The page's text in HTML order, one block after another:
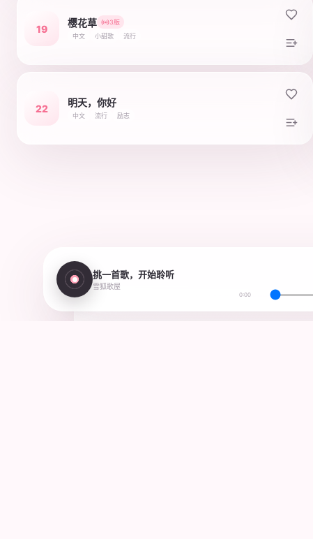
19
樱花草
3版
中文
小甜歌 流行
22
明天，你好
中文 流行 励志
挑一首歌，开始聆听
雪狐歌屋
0:00